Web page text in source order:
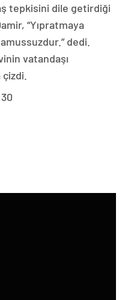
tepkisini dile getirdiği
“Yıpratmaya
dedi.
vatandaşı